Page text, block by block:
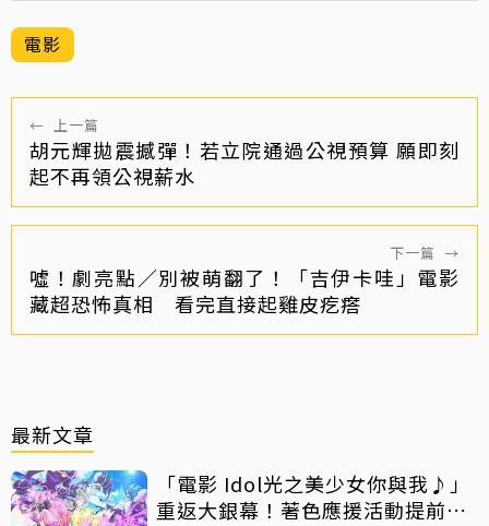
電影
← 上一篇
胡元輝拋震撼彈！若立院通過公視預算 願即刻
起不再領公視薪水
下一篇 →
噓！劇亮點／別被萌翻了！「吉伊卡哇」電影
藏超恐怖真相 看完直接起雞皮疙瘩
最新文章
「電影 Idol光之美少女你與我♪」
重返大銀幕！著色應援活動提前開